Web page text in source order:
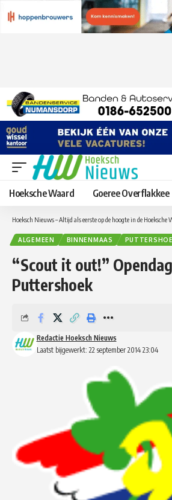
Hoeksche Waard Goeree Overflakkee
Hoeksch Nieuws – Altijd als eerste op de hoogte in de Hoeksche
ALGEMEEN BINNENMAAS
“Scout it out!”
Puttershoek
Laatst bijgewerkt: 22 september 2014 23:04
Redactie Hoeksch Nieuws